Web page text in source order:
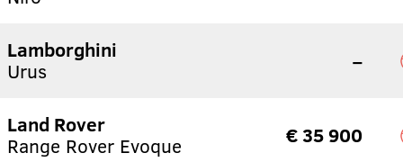
Lamborghini
Urus
–
Land Rover
Range Rover Evoque
€ 35 900